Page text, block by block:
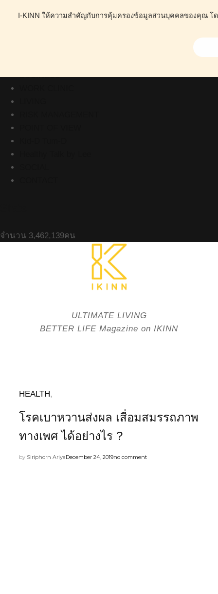
I-KINN ให้ความสำคัญกับการคุ้มครองข้อมูลส่วนบุคคลของคุณ โ
BUSINESS
จำนวน 3,462,139คน
ULTIMATE LIVING
BETTER LIFE Magazine on IKINN
HEALTH,
โรคเบาหวานส่งผล เสื่อมสมรรถภาพ
ทางเพศ ได้อย่างไร ?
by Siriphorn AriyaDecember 24, 2019no comment